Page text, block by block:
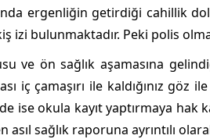
ergenliğin getirdiği cahillik
izi bulunmaktadır. Peki polis
ve ön sağlık aşamasına
iç çamaşırı ile kaldığınız göz
ise okula kayıt yaptırmaya hak
asıl sağlık raporuna ayrıntılı